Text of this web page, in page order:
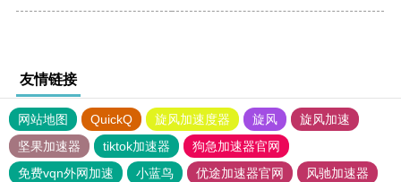
友情链接
网站地图 QuickQ 旋风加速度器 旋风
旋风加速
坚果加速器
tiktok加速器
狗急加速器官网
免费vqn外网加速
小蓝鸟 优途加速器官网
风驰加速器